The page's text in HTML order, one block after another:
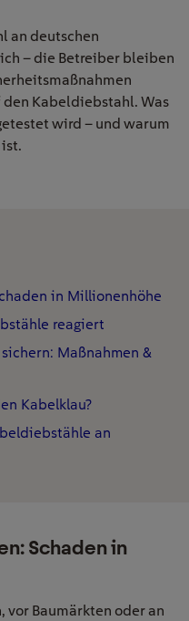
an deutschen
– die Betreiber bleiben
den Kabeldiebstahl. Was
wird – und warum
in Millionenhöhe
reagiert
Maßnahmen &
Kabelklau?
an
Schaden in
Baumärkten oder an